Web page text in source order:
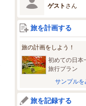
ゲスト さん
旅を計画する
旅の計画をしよう！
初めての日本
旅行プラン
サンプルを
旅を記録する